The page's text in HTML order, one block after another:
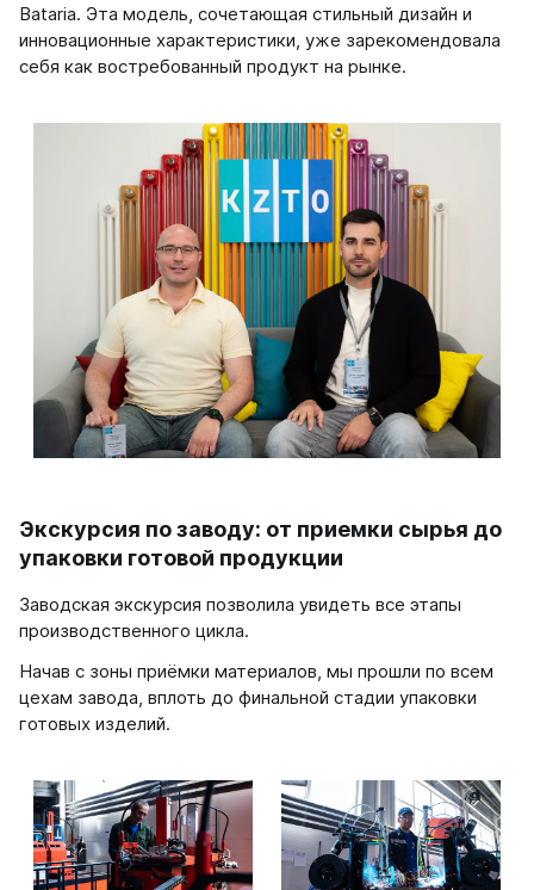
Гармония
Гармония 1, 2
Гармония А40
Гармония А25 N
Гармония А20
РС и РСК
РС
РСК
Соло
Соло В
Соло Г
Параллели Г
Quadrum
Quadrum 30 H
Quadrum 40 H
Quadrum 40 V
Quadrum 50 H
Quadrum 60 H
Quadrum 60 V
Quadrum NEO
Bataria. Эта модель, сочетающая стильный дизайн и
инновационные характеристики, уже зарекомендовала
себя как востребованный продукт на рынке.
Экскурсия по заводу: от приемки сырья до
упаковки готовой продукции
Заводская экскурсия позволила увидеть все этапы
производственного цикла.
Начав с зоны приёмки материалов, мы прошли по всем
цехам завода, вплоть до финальной стадии упаковки
готовых изделий.